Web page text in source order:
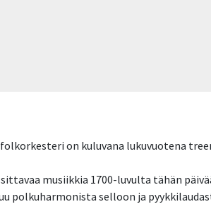
on kuluvana lukuvuotena
musiikkia 1700-luvulta tähän
polkuharmonista selloon ja